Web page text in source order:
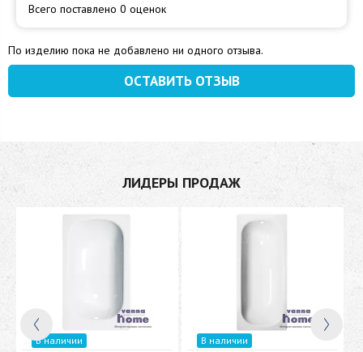
Всего поставлено 0 оценок
По изделию пока не добавлено ни одного отзыва.
ОСТАВИТЬ ОТЗЫВ
ЛИДЕРЫ ПРОДАЖ
В наличии В наличии